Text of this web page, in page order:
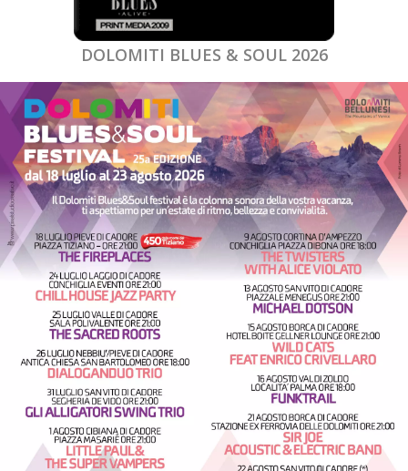
DOLOMITI BLUES & SOUL 2026